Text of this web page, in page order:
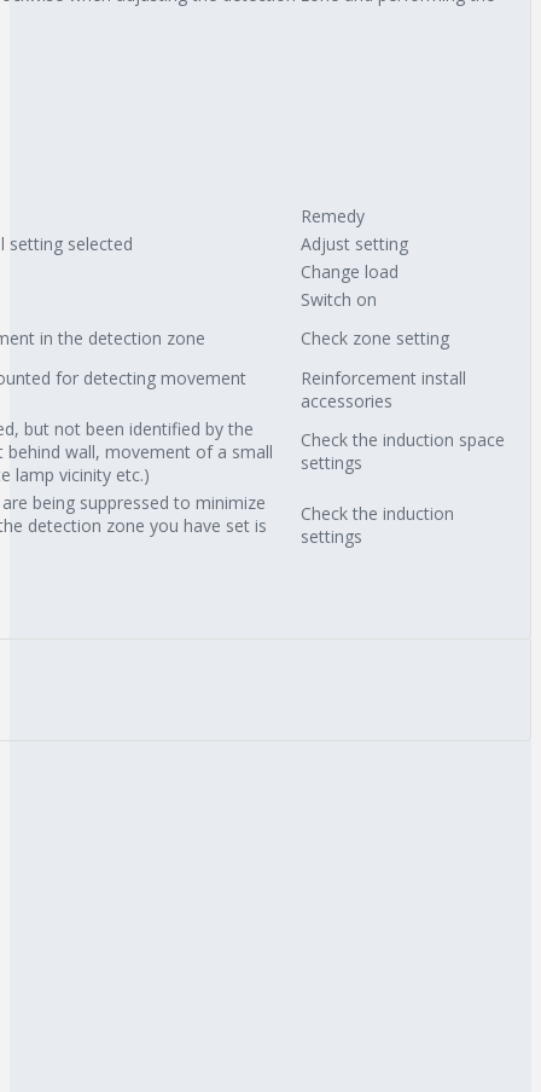
Remedy
setting selected
Adjust setting
Change load
Switch on
in the detection zone
Check zone setting
for detecting movement
Reinforcement install
accessories
but not been identified by the
behind wall, movement of a small
lamp vicinity etc.)
Check the induction space
settings
being suppressed to minimize
detection zone you have set is
Check the induction
settings